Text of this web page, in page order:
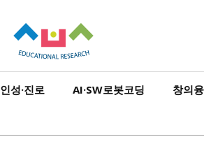
인성·진로 AI·SW로봇코딩 창의